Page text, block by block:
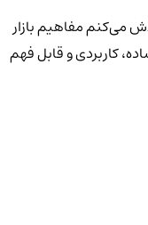
می‌کنم مفاهیم بازار
کاربردی و قابل فهم